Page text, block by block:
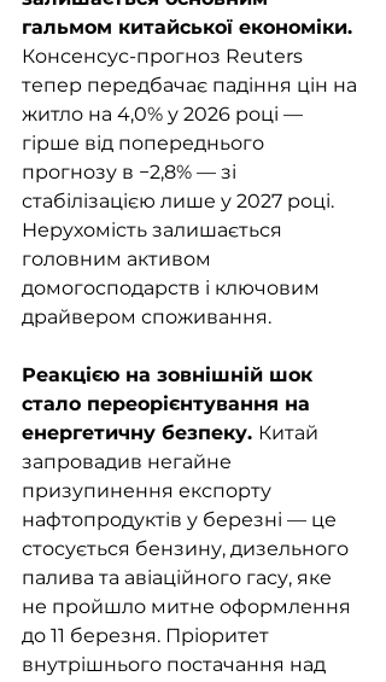
гальмом китайської економіки.
Консенсус-прогноз Reuters
тепер передбачає падіння цін на
житло на 4,0% у 2026 році —
гірше від попереднього
прогнозу в −2,8% — зі
стабілізацією лише у 2027 році.
Нерухомість залишається
головним активом
домогосподарств і ключовим
драйвером споживання.
Реакцією на зовнішній шок
стало переорієнтування на
енергетичну безпеку. Китай
запровадив негайне
призупинення експорту
нафтопродуктів у березні — це
стосується бензину, дизельного
палива та авіаційного гасу, яке
не пройшло митне оформлення
до 11 березня. Пріоритет
внутрішнього постачання над